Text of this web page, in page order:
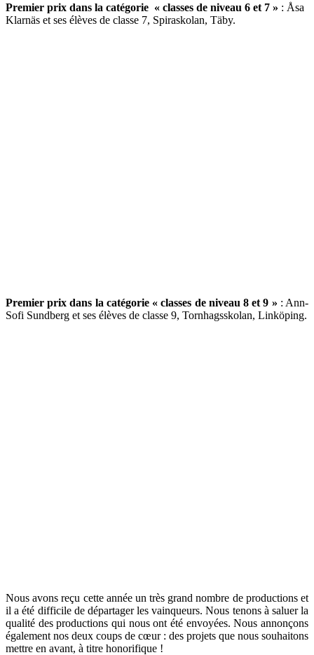
Premier prix dans la catégorie « classes de niveau 6 et 7 » : Åsa
Klarnäs et ses élèves de classe 7, Spiraskolan, Täby.
Premier prix dans la catégorie « classes de niveau 8 et 9 » : Ann-
Sofi Sundberg et ses élèves de classe 9, Tornhagsskolan, Linköping.
Nous avons reçu cette année un très grand nombre de productions et
il a été difficile de départager les vainqueurs. Nous tenons à saluer la
qualité des productions qui nous ont été envoyées. Nous annonçons
également nos deux coups de cœur : des projets que nous souhaitons
mettre en avant, à titre honorifique !